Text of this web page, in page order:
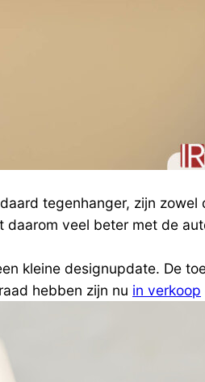
tegenhanger, zijn zowel
veel beter met de
kleine designupdate. De
hebben zijn nu in verkoop